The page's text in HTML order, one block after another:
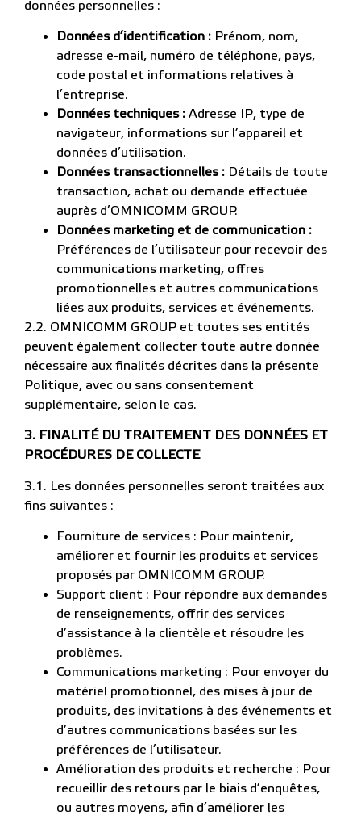
données personnelles :
Données d’identification : Prénom, nom,
adresse e-mail, numéro de téléphone, pays,
code postal et informations relatives à
l’entreprise.
Données techniques : Adresse IP, type de
navigateur, informations sur l’appareil et
données d’utilisation.
Données transactionnelles : Détails de toute
transaction, achat ou demande effectuée
auprès d’OMNICOMM GROUP.
Données marketing et de communication :
Préférences de l’utilisateur pour recevoir des
communications marketing, offres
promotionnelles et autres communications
liées aux produits, services et événements.
2.2. OMNICOMM GROUP et toutes ses entités
peuvent également collecter toute autre donnée
nécessaire aux finalités décrites dans la présente
Politique, avec ou sans consentement
supplémentaire, selon le cas.
3. FINALITÉ DU TRAITEMENT DES DONNÉES ET
PROCÉDURES DE COLLECTE
3.1. Les données personnelles seront traitées aux
fins suivantes :
Fourniture de services : Pour maintenir,
améliorer et fournir les produits et services
proposés par OMNICOMM GROUP.
Support client : Pour répondre aux demandes
de renseignements, offrir des services
d’assistance à la clientèle et résoudre les
problèmes.
Communications marketing : Pour envoyer du
matériel promotionnel, des mises à jour de
produits, des invitations à des événements et
d’autres communications basées sur les
préférences de l’utilisateur.
Amélioration des produits et recherche : Pour
recueillir des retours par le biais d’enquêtes,
ou autres moyens, afin d’améliorer les